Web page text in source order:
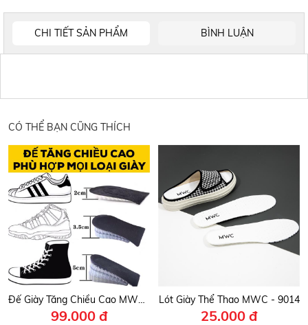
CHI TIẾT SẢN PHẨM BÌNH LUẬN
CÓ THỂ BẠN CŨNG THÍCH
Đế Giày Tăng Chiều Cao MWC- 9010
99.000 đ
Lót Giày Thể Thao MWC - 9014
25.000 đ